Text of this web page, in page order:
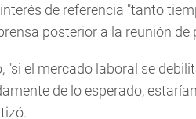
de referencia "tanto
posterior a la reunión
"si el mercado laboral se
de lo esperado,